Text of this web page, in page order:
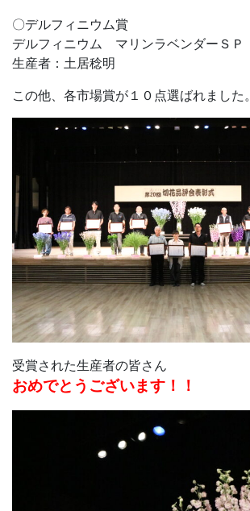
〇デルフィニウム賞
デルフィニウム マリンラベンダーＳＰ
生産者：土居稔明
この他、各市場賞が１０点選ばれました。
受賞された生産者の皆さん
おめでとうございます！！